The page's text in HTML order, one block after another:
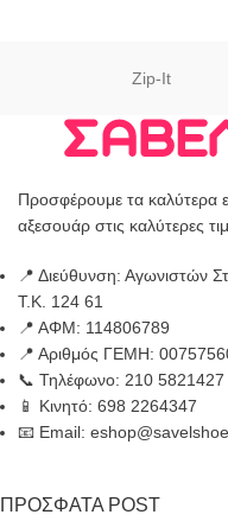
Zip-It
Προσφέρουμε τα καλύτερα
αξεσουάρ στις καλύτερες
📍 Διεύθυνση: Αγωνιστών
Τ.Κ. 124 61
📍 ΑΦΜ: 114806789
📍 Αριθμός ΓΕΜΗ:
📞 Τηλέφωνο: 210 5821427
📱 Κινητό: 698 2264347
📧 Email:
ΠΡΟΣΦΑΤΑ POST